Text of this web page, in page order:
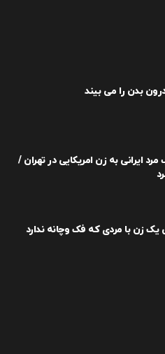
بدن را می بیند
مرد ایرانی به زن امریکایی در تهران /
یک زن با مردی که فک وچانه ندارد